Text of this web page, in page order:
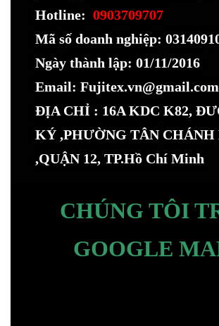
Hotline: 0903709707
Mã số doanh nghiệp:
Ngày thành lập: 01/11/2016
Email: Fujitex.vn@gmail.com
ĐỊA CHỈ : 16A KDC K82,
KÝ ,PHƯỜNG TÂN CHÁNH
,QUẬN 12, TP.Hồ Chí Minh
CHÚNG TÔI
GOOGLE